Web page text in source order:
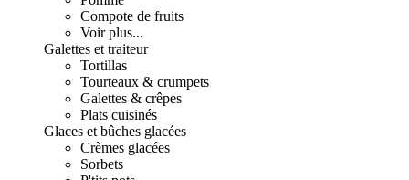
Compote de fruits
Voir plus...
Galettes et traiteur
Tortillas
Tourteaux & crumpets
Galettes & crêpes
Plats cuisinés
Glaces et bûches glacées
Crèmes glacées
Sorbets